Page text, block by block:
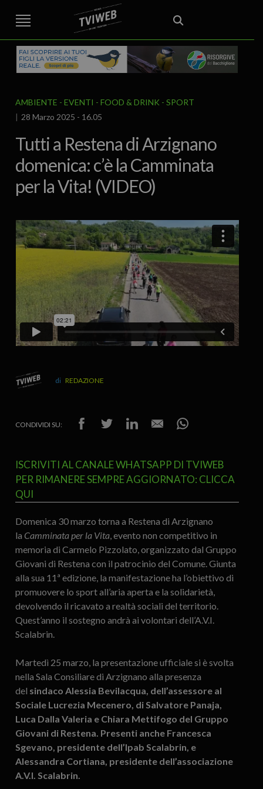
STREET TG CRONACA VENETO
VICENZA E PROVINCIA
AREA BERICA
ECONOMIA ATTUALITA’ POLITICA
EDITORIALE ITALIA E MONDO CURIOSITÀ – LIFESTYLE
CULTURA ARTE
SPORT
IL GRAFFIO FOOD & DRINK FUORIPORTA EROTICO VICENTINO
AMBIENTE EVENTI FOOD & DRINK
SPORT
28 Marzo 2025 - 16.05
Tutti a Restena di Arzignano
domenica: c’è la Camminata
per la Vita! (VIDEO)
REDAZIONE
CONDIVIDI SU:
ISCRIVITI AL CANALE WHATSAPP DI TVIWEB
PER RIMANERE SEMPRE AGGIORNATO: CLICCA
QUI
Domenica 30 marzo torna a Restena di Arzignano
la Camminata per la Vita, evento non competitivo in
memoria di Carmelo Pizzolato, organizzato dal Gruppo
Giovani di Restena con il patrocinio del Comune. Giunta
alla sua 11ª edizione, la manifestazione ha l’obiettivo di
promuovere lo sport all’aria aperta e la solidarietà,
devolvendo il ricavato a realtà sociali del territorio.
Quest’anno il sostegno andrà ai volontari dell’A.V.I.
Scalabrin.
Martedì 25 marzo, la presentazione ufficiale si è svolta
nella Sala Consiliare di Arzignano alla presenza
del sindaco Alessia Bevilacqua, dell’assessore al
Sociale Lucrezia Mecenero, di Salvatore Panaja,
Luca Dalla Valeria e Chiara Mettifogo del Gruppo
Giovani di Restena. Presenti anche Francesca
Sgevano, presidente dell’Ipab Scalabrin, e
Alessandra Cortiana, presidente dell’associazione
A.V.I. Scalabrin.